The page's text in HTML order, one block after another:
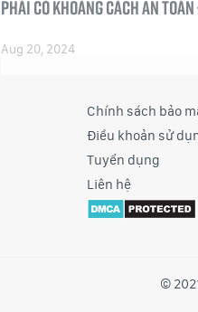
phải có khoảng cách an
Aug 20, 2024
Chính sách bảo
Điều khoản sử
Tuyển dụng
Liên hệ
©